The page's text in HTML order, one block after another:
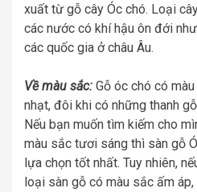
xuất từ gỗ cây Óc chó. Loại
các nước có khí hậu ôn đới
các quốc gia ở châu Âu.
Về màu sắc: Gỗ óc chó có
nhạt, đôi khi có những thanh
Nếu bạn muốn tìm kiếm cho
màu sắc tươi sáng thì sàn gỗ
lựa chọn tốt nhất. Tuy nhiên,
loại sàn gỗ có màu sắc ấm